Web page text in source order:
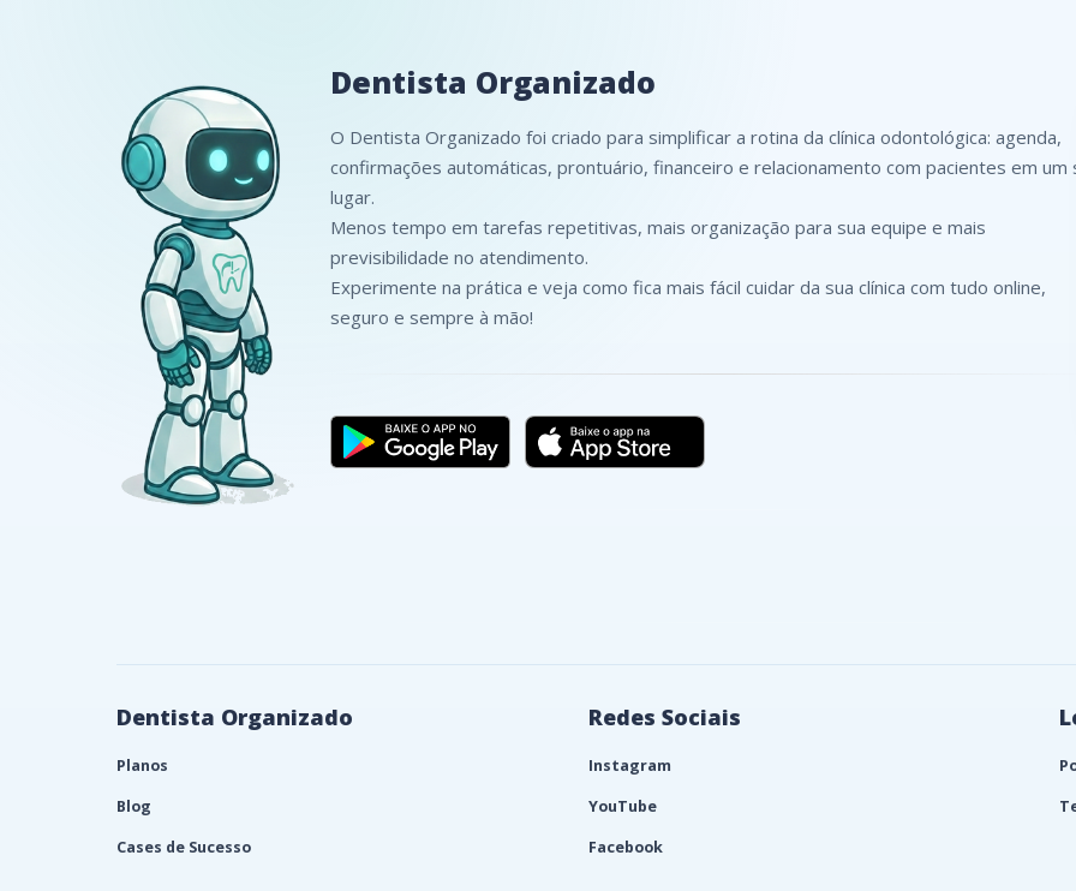
Dentista Organizado
O Dentista Organizado foi criado para simplificar a rotina da clínica odontológica: agenda,
confirmações automáticas, prontuário, financeiro e relacionamento com pacientes em um
lugar.
Menos tempo em tarefas repetitivas, mais organização para sua equipe e mais
previsibilidade no atendimento.
Experimente na prática e veja como fica mais fácil cuidar da sua clínica com tudo online,
seguro e sempre à mão!
Dentista Organizado
Planos
Blog
Cases de Sucesso
Redes Sociais
Instagram
YouTube
Facebook